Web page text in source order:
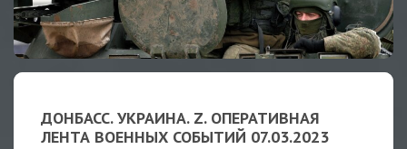
ДОНБАСС. УКРАИНА. Z. ОПЕРАТИВНАЯ
ЛЕНТА ВОЕННЫХ СОБЫТИЙ 07.03.2023